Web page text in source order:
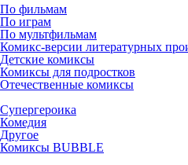
По фильмам
По играм
По мультфильмам
Комикс-версии литературных
Детские комиксы
Комиксы для подростков
Отечественные комиксы
Супергероика
Комедия
Другое
Комиксы BUBBLE